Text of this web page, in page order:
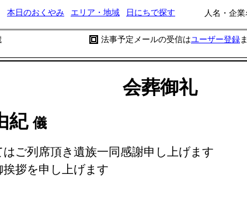
本日のおくやみ エリア・地域 日にちで探す 人名・企業
法事予定メールの受信はユーザー登録
会葬御礼
紀儀
ご列席頂き遺族一同感謝申し上げます
拶を申し上げます